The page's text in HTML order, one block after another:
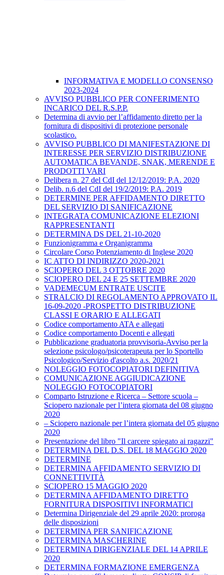
INFORMATIVA E MODELLO CONSENSO
2023-2024
AVVISO PUBBLICO PER CONFERIMENTO
INCARICO DEL R.S.P.P.
Determina di avvio per l’affidamento diretto per la
fornitura di dispositivi di protezione personale
scolastico.
AVVISO PUBBLICO DI MANIFESTAZIONE DI
INTERESSE PER SERVIZIO DISTRIBUZIONE
AUTOMATICA BEVANDE, SNAK, MERENDE E
PRODOTTI VARI
Delibera n. 27 del CdI del 12/12/2019: P.A. 2020
Delib. n.6 del CdI del 19/2/2019: P.A. 2019
DETERMINE PER AFFIDAMENTO DIRETTO
DEL SERVIZIO DI SANIFICAZIONE
INTEGRATA COMUNICAZIONE ELEZIONI
RAPPRESENTANTI
DETERMINA DS DEL 21-10-2020
Funzionigramma e Organigramma
Circolare Corso Potenziamento di Inglese 2020
IC ATTO DI INDIRIZZO 2020-2021
SCIOPERO DEL 3 OTTOBRE 2020
SCIOPERO DEL 24 E 25 SETTEMBRE 2020
VADEMECUM ENTRATE USCITE
STRALCIO DI REGOLAMENTO APPROVATO IL
16-09-2020 -PROSPETTO DISTRIBUZIONE
CLASSI E ORARIO E ALLEGATI
Codice comportamento ATA e allegati
Codice comportamento Docenti e allegati
Pubblicazione graduatoria provvisoria-Avviso per la
selezione psicologo/psicoterapeuta per lo Sportello
Psicologico/Servizio d'ascolto a.s. 2020/21
NOLEGGIO FOTOCOPIATORI DEFINITIVA
COMUNICAZIONE AGGIUDICAZIONE
NOLEGGIO FOTOCOPIATORI
Comparto Istruzione e Ricerca – Settore scuola –
Sciopero nazionale per l’intera giornata del 08 giugno
2020
– Sciopero nazionale per l’intera giornata del 05 giugno
2020
Presentazione del libro "Il carcere spiegato ai ragazzi"
DETERMINA DEL D.S. DEL 18 MAGGIO 2020
DETERMINE
DETERMINA AFFIDAMENTO SERVIZIO DI
CONNETTIVITÀ
SCIOPERO 15 MAGGIO 2020
DETERMINA AFFIDAMENTO DIRETTO
FORNITURA DISPOSITIVI INFORMATICI
Determina Dirigenziale del 29 aprile 2020: proroga
delle disposizioni
DETERMINA PER SANIFICAZIONE
DETERMINA MASCHERINE
DETERMINA DIRIGENZIALE DEL 14 APRILE
2020
DETERMINA FORMAZIONE EMERGENZA